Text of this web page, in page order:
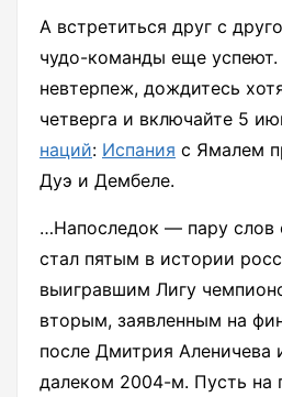
А встретиться друг с
чудо-команды еще
невтерпеж, дождитесь
четверга и включайте 5
наций: Испания с Ямалем
Дуэ и Дембеле.
…Напоследок — пару слов
стал пятым в истории
выигравшим Лигу
вторым, заявленным на
после Дмитрия Аленичева
далеком 2004-м. Пусть на